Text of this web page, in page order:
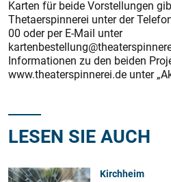
Karten für beide Vorstellungen
Thetaerspinnerei unter der
00 oder per E-Mail unter
Informationen zu den beiden
www.theaterspinnerei.de unter
LESEN SIE AUCH
Kirchheim